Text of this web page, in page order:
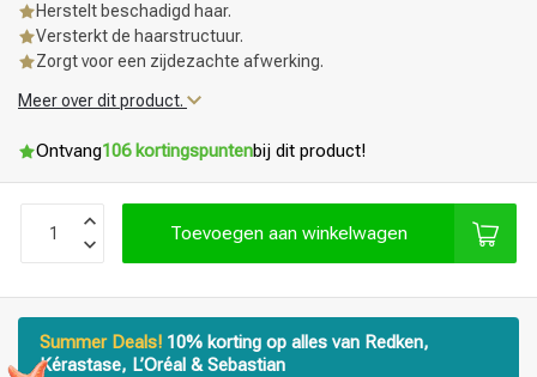
Herstelt beschadigd haar.
Versterkt de haarstructuur.
Zorgt voor een zijdezachte afwerking.
Meer over dit product.
Ontvang106 kortingspuntenbij dit product!
Toevoegen aan winkelwagen
Summer Deals! 10% korting op alles van Redken,
Kérastase, L’Oréal & Sebastian